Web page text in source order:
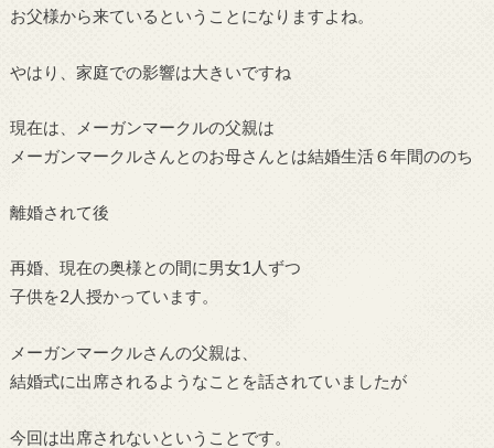
お父様から来ているということになりますよね。
やはり、家庭での影響は大きいですね
現在は、メーガンマークルの父親は
メーガンマークルさんとのお母さんとは結婚生活６年間ののち
離婚されて後
再婚、現在の奥様との間に男女1人ずつ
子供を2人授かっています。
メーガンマークルさんの父親は、
結婚式に出席されるようなことを話されていましたが
今回は出席されないということです。